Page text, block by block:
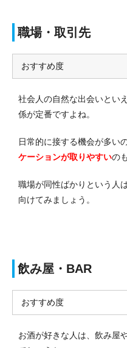
職場・取引先
おすすめ度
社会人の自然な出会いとい
係が定番ですよね。
日常的に接する機会が多い
ケーションが取りやすいの
職場が同性ばかりという人
向けてみましょう。
飲み屋・BAR
おすすめ度
お酒が好きな人は、飲み屋